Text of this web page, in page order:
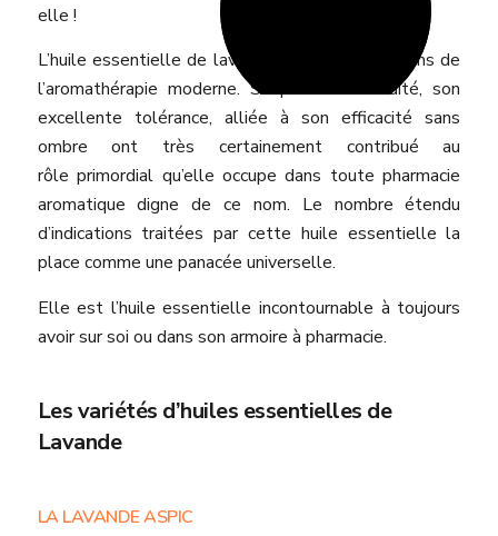
elle !
L’huile essentielle de lavande est un des fleurons de
l’aromathérapie moderne. Sa parfaite innocuité, son
excellente tolérance, alliée à son efficacité sans
ombre ont très certainement contribué au
rôle primordial qu’elle occupe dans toute pharmacie
aromatique digne de ce nom. Le nombre étendu
d’indications traitées par cette huile essentielle la
place comme une panacée universelle.
Elle est l’huile essentielle incontournable à toujours
avoir sur soi ou dans son armoire à pharmacie.
Les variétés d’huiles essentielles de
Lavande
LA LAVANDE ASPIC